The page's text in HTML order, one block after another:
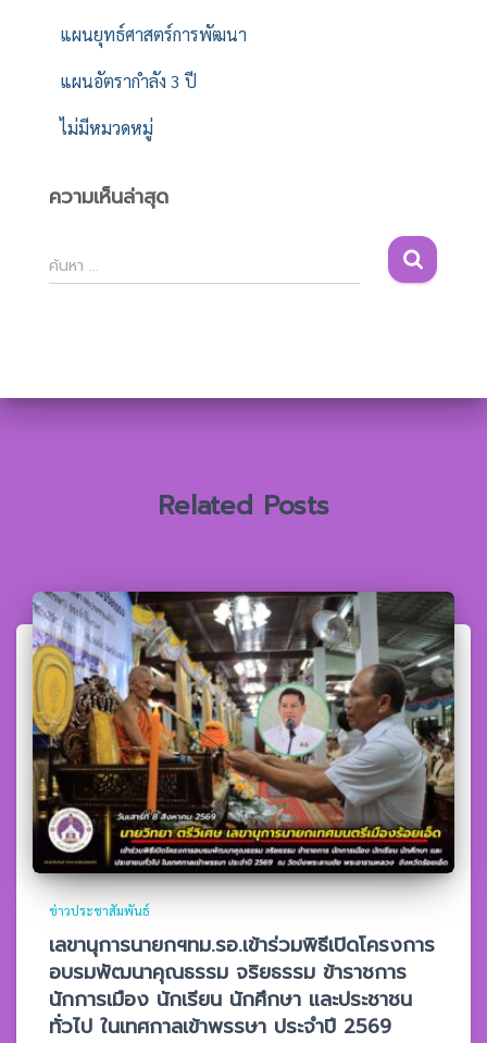
แผนยุทธ์ศาสตร์การพัฒนา
แผนอัตรากำลัง 3 ปี
ไม่มีหมวดหมู่
ความเห็นล่าสุด
ค้
น
ห
ค้นหา …
Related Posts
ข่าวประชาสัมพันธ์
เลขานุการนายกฯทม.รอ.เข้าร่วมพิธีเปิดโครงการ
อบรมพัฒนาคุณธรรม จริยธรรม ข้าราชการ
นักการเมือง นักเรียน นักศึกษา และประชาชน
ทั่วไป ในเทศกาลเข้าพรรษา ประจำปี 2569